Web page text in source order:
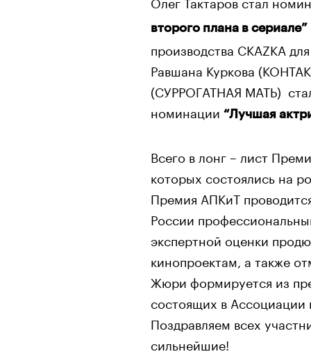
второго плана в сериале”
производства CKAZKA
Равшана Куркова
(СУРРОГАТНАЯ МАТЬ)
номинации “Лучшая
Всего в лонг – лист
которых состоялись на
Премия АПКиТ
России
экспертной оценки
кинопроектам, а также
Жюри формируется из
состоящих в Ассоциации
Поздравляем всех
сильнейшие!